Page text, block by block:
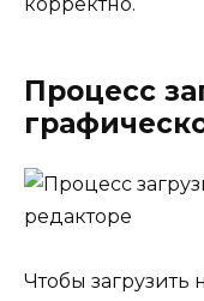
Процесс
Чтобы